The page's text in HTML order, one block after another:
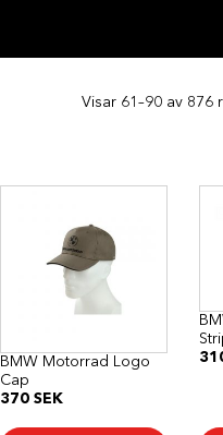
Visar 61–90 av 876
BMW Motorrad Logo
Cap
370SEK